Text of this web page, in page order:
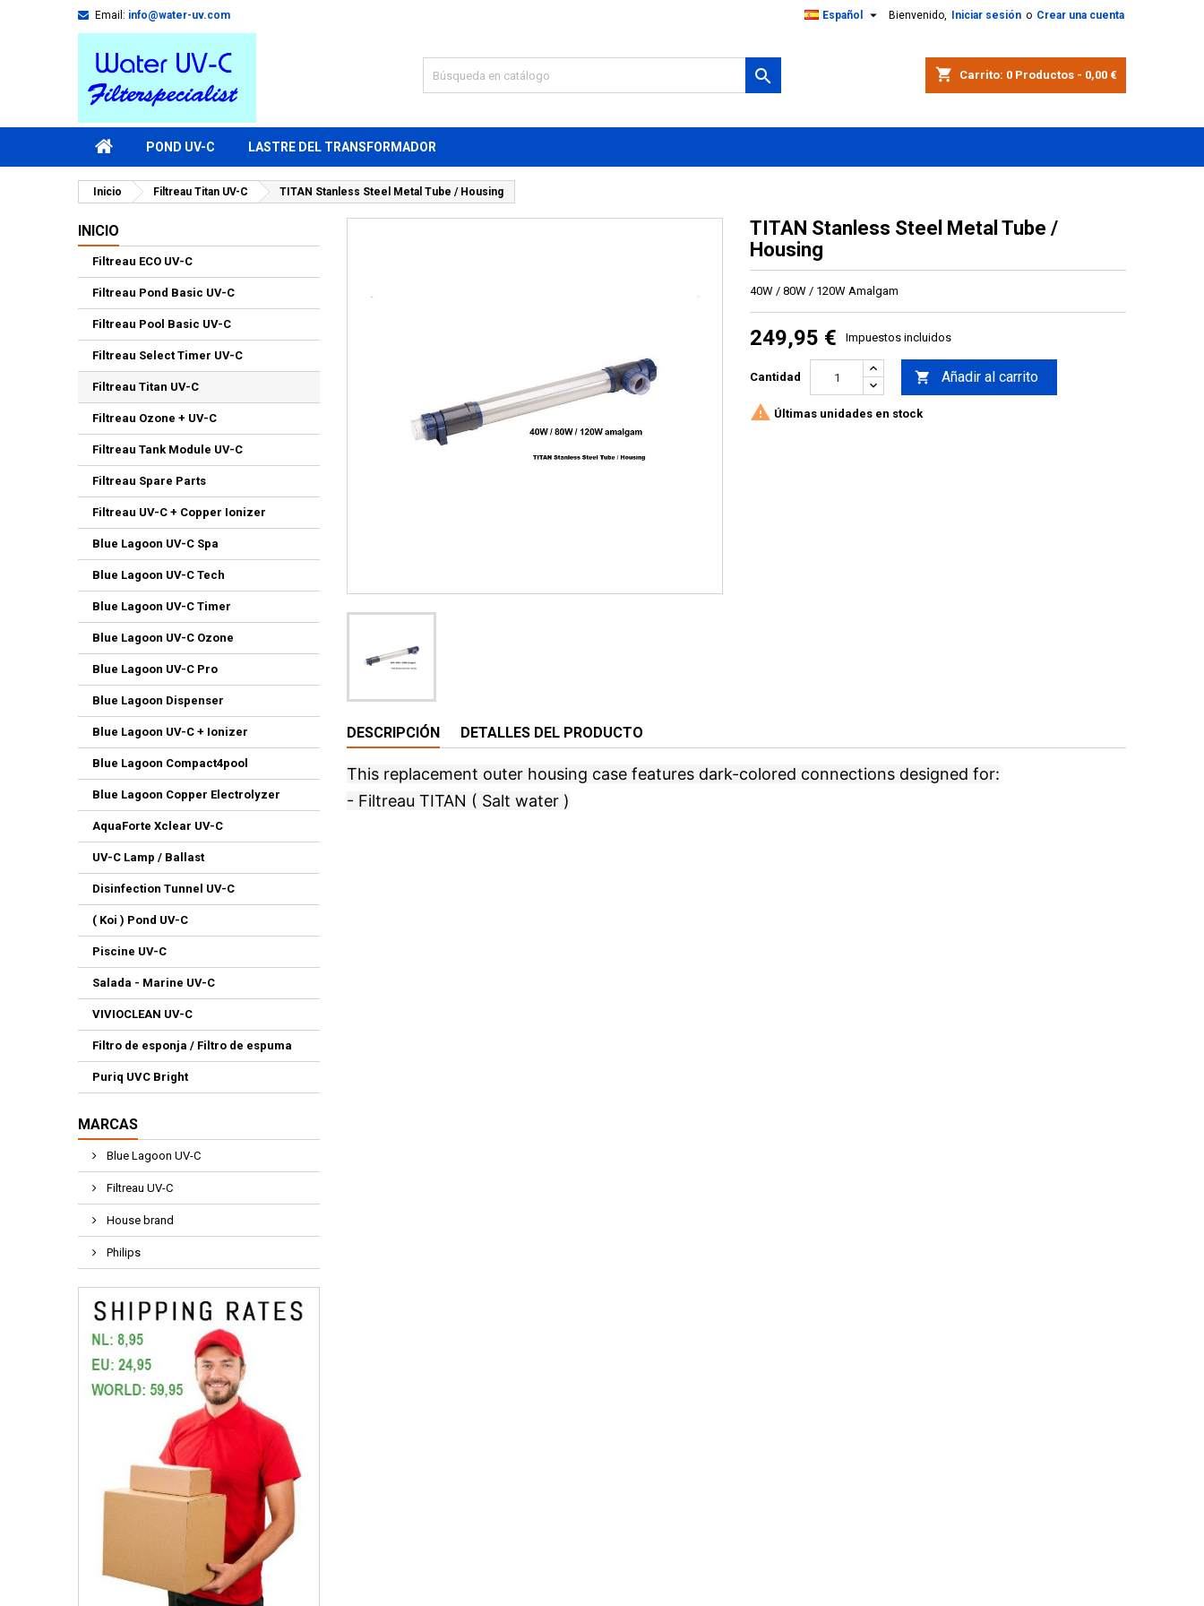
Email: info@water-uv.com Bienvenido, Iniciar sesión o Crear una cuenta
Español 
shopping_cart Carrito: 0 Productos - 0,00 €

POND UV-C LASTRE DEL TRANSFORMADOR
Inicio Filtreau Titan UV-C TITAN Stanless Steel Metal Tube / Housing
INICIO
Filtreau ECO UV-C
Filtreau Pond Basic UV-C
Filtreau Pool Basic UV-C
Filtreau Select Timer UV-C
Filtreau Titan UV-C
Filtreau Ozone + UV-C
Filtreau Tank Module UV-C
Filtreau Spare Parts
Filtreau UV-C + Copper Ionizer
Blue Lagoon UV-C Spa
Blue Lagoon UV-C Tech
Blue Lagoon UV-C Timer
Blue Lagoon UV-C Ozone
Blue Lagoon UV-C Pro
Blue Lagoon Dispenser
Blue Lagoon UV-C + Ionizer
Blue Lagoon Compact4pool
Blue Lagoon Copper Electrolyzer
AquaForte Xclear UV-C
UV-C Lamp / Ballast
Disinfection Tunnel UV-C
( Koi ) Pond UV-C
Piscine UV-C
Salada - Marine UV-C
VIVIOCLEAN UV-C
Filtro de esponja / Filtro de espuma
Puriq UVC Bright
MARCAS
Blue Lagoon UV-C
Filtreau UV-C
House brand
Philips
TITAN Stanless Steel Metal Tube /
Housing
40W / 80W / 120W Amalgam
249,95 € Impuestos incluidos
Cantidad  Añadir al carrito
 Últimas unidades en stock
DESCRIPCIÓN DETALLES DEL PRODUCTO
This replacement outer housing case features dark-colored connections designed for:
- Filtreau TITAN ( Salt water )